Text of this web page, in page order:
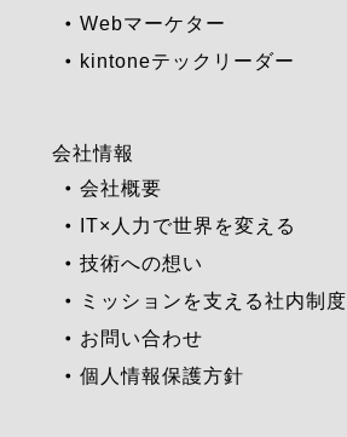
Webマーケター
kintoneテックリーダー
会社情報
会社概要
IT×人力で世界を変える
技術への想い
ミッションを支える社内制度
お問い合わせ
個人情報保護方針